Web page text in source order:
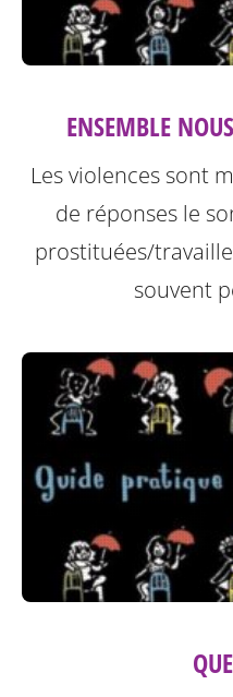
ENSEMBLE
Les violences sont
de réponses le
prostituées/
souvent